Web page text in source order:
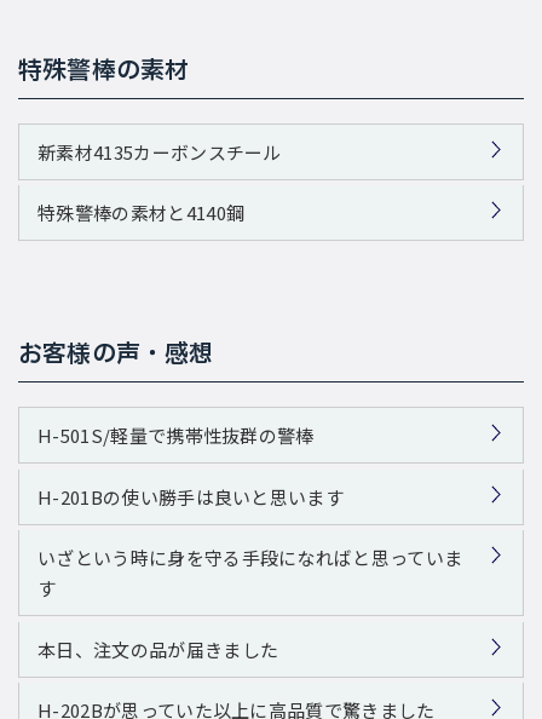
特殊警棒の素材
新素材4135カーボンスチール
特殊警棒の素材と4140鋼
お客様の声・感想
H-501S/軽量で携帯性抜群の警棒
H-201Bの使い勝手は良いと思います
いざという時に身を守る手段になればと思っていま
す
本日、注文の品が届きました
H-202Bが思っていた以上に高品質で驚きました